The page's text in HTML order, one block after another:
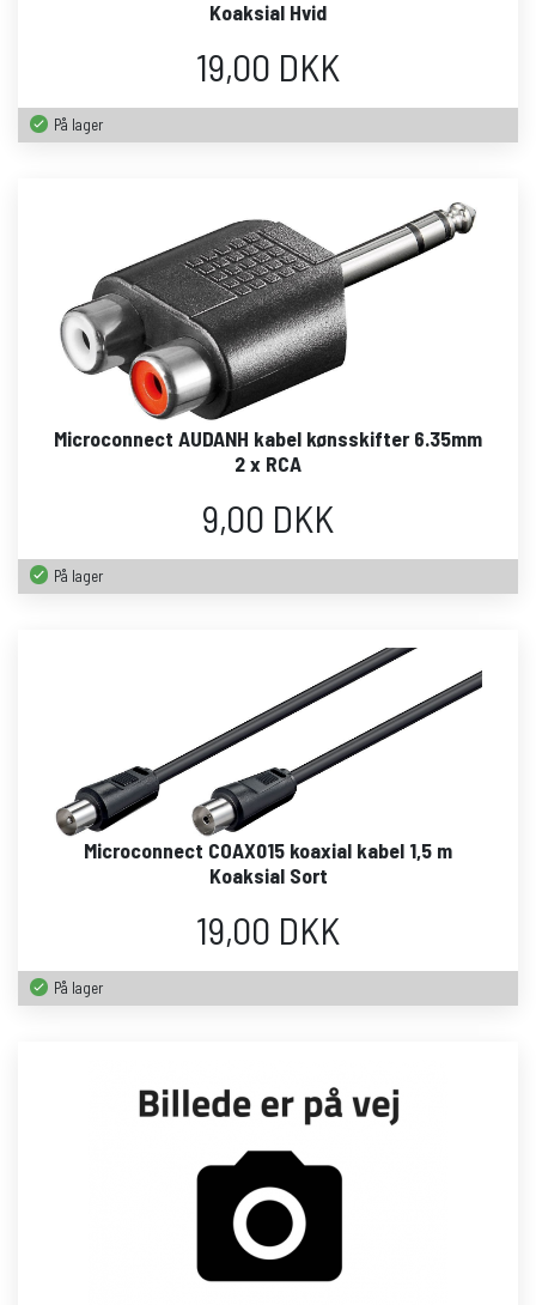
Koaksial Hvid
19,00 DKK
På lager
Microconnect AUDANH kabel kønsskifter 6.35mm
2 x RCA
9,00 DKK
På lager
Microconnect COAX015 koaxial kabel 1,5 m
Koaksial Sort
19,00 DKK
På lager